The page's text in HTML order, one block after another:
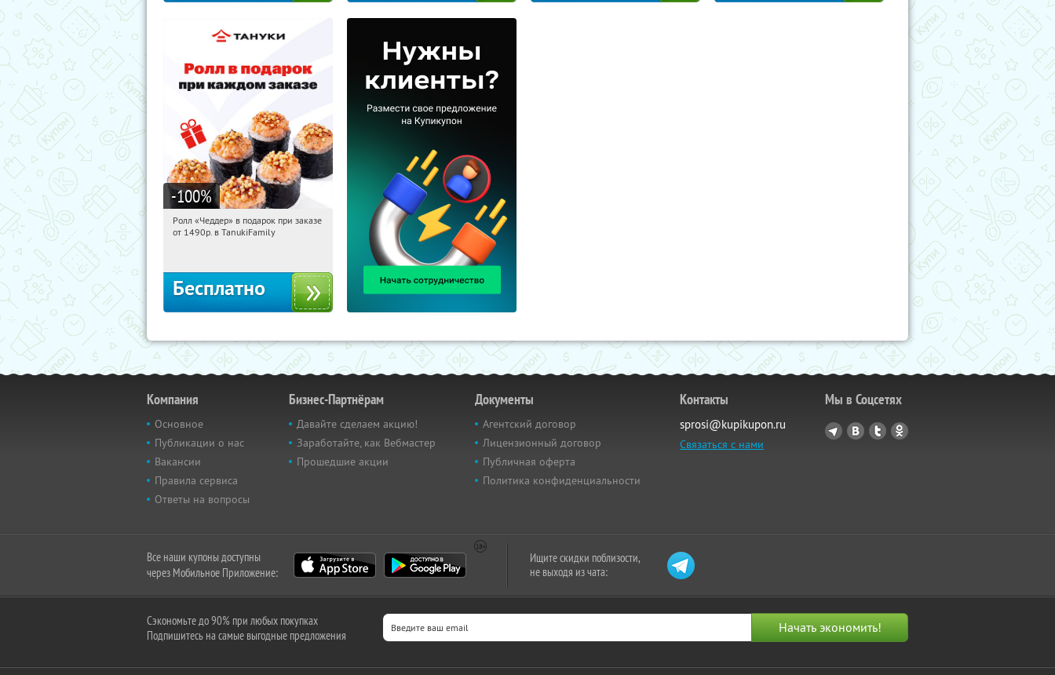
-100%
10:22:00 Получили:108
Ролл «Чеддер» в подарок при заказе
от 1490р. в TanukiFamily
Бесплатно
Компания
Основное
Публикации о нас
Вакансии
Правила сервиса
Ответы на вопросы
Бизнес-Партнёрам
Давайте сделаем акцию!
Заработайте, как Вебмастер
Прошедшие акции
Документы
Агентский договор
Лицензионный договор
Публичная оферта
Политика конфиденциальности
Контакты
sprosi@kupikupon.ru
Связаться с нами
Мы в Соцсетях
Все наши купоны доступны
через Мобильное Приложение:
Ищите скидки поблизости,
не выходя из чата:
Сэкономьте до 90% при любых покупках
Подпишитесь на самые выгодные предложения